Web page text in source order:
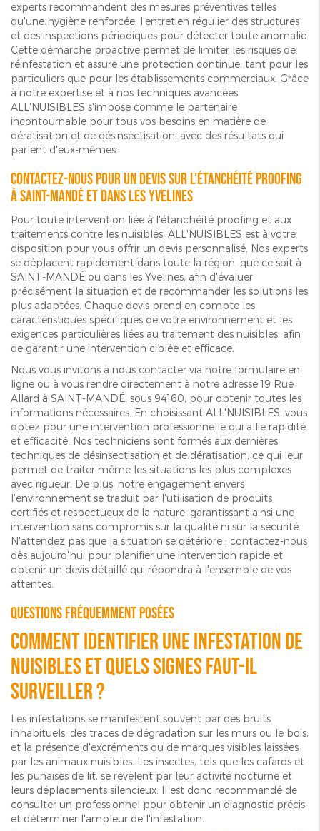
experts recommandent des mesures préventives telles
qu'une hygiène renforcée, l'entretien régulier des structures
et des inspections périodiques pour détecter toute anomalie.
Cette démarche proactive permet de limiter les risques de
réinfestation et assure une protection continue, tant pour les
particuliers que pour les établissements commerciaux. Grâce
à notre expertise et à nos techniques avancées,
ALL'NUISIBLES s'impose comme le partenaire
incontournable pour tous vos besoins en matière de
dératisation et de désinsectisation, avec des résultats qui
parlent d'eux-mêmes.
Contactez-nous pour un devis sur l'étanchéité proofing
à SAINT-MANDÉ et dans les Yvelines
Pour toute intervention liée à l'étanchéité proofing et aux
traitements contre les nuisibles, ALL'NUISIBLES est à votre
disposition pour vous offrir un devis personnalisé. Nos experts
se déplacent rapidement dans toute la région, que ce soit à
SAINT-MANDÉ ou dans les Yvelines, afin d'évaluer
précisément la situation et de recommander les solutions les
plus adaptées. Chaque devis prend en compte les
caractéristiques spécifiques de votre environnement et les
exigences particulières liées au traitement des nuisibles, afin
de garantir une intervention ciblée et efficace.
Nous vous invitons à nous contacter via notre formulaire en
ligne ou à vous rendre directement à notre adresse 19 Rue
Allard à SAINT-MANDÉ, sous 94160, pour obtenir toutes les
informations nécessaires. En choisissant ALL'NUISIBLES, vous
optez pour une intervention professionnelle qui allie rapidité
et efficacité. Nos techniciens sont formés aux dernières
techniques de désinsectisation et de dératisation, ce qui leur
permet de traiter même les situations les plus complexes
avec rigueur. De plus, notre engagement envers
l'environnement se traduit par l'utilisation de produits
certifiés et respectueux de la nature, garantissant ainsi une
intervention sans compromis sur la qualité ni sur la sécurité.
N'attendez pas que la situation se détériore : contactez-nous
dès aujourd'hui pour planifier une intervention rapide et
obtenir un devis détaillé qui répondra à l'ensemble de vos
attentes.
Questions fréquemment posées
Comment identifier une infestation de
nuisibles et quels signes faut-il
surveiller ?
Les infestations se manifestent souvent par des bruits
inhabituels, des traces de dégradation sur les murs ou le bois,
et la présence d'excréments ou de marques visibles laissées
par les animaux nuisibles. Les insectes, tels que les cafards et
les punaises de lit, se révèlent par leur activité nocturne et
leurs déplacements silencieux. Il est donc recommandé de
consulter un professionnel pour obtenir un diagnostic précis
et déterminer l'ampleur de l'infestation.